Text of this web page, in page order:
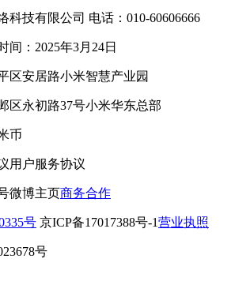
科技有限公司 电话：010-60606666
间：2025年3月24日
区安居路小米智慧产业园
区永初路37号小米华东总部
币
用户服务协议
微博主页商务合作
号 京ICP备17017388号-1营业执照
号